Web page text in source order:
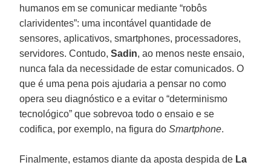
humanos em se comunicar mediante “robôs
clarividentes”: uma incontável quantidade de
sensores, aplicativos, smartphones, processadores,
servidores. Contudo,Sadin, ao menos neste ensaio,
nunca fala da necessidade de estar comunicados. O
que é uma pena pois ajudaria a pensar no como
opera seu diagnóstico e a evitar o “determinismo
tecnológico” que sobrevoa todo o ensaio e se
codifica, por exemplo, na figura doSmartphone.
Finalmente, estamos diante da aposta despida de La